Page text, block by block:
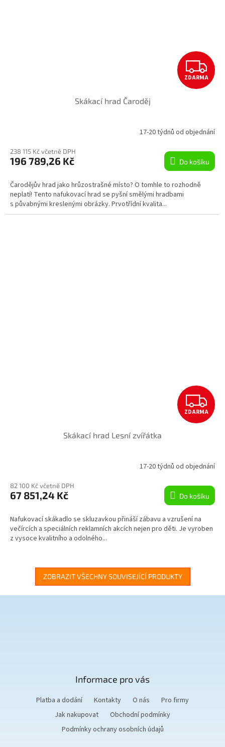
Z
D
R
M
A
ZDARMA
Skákací hrad Čaroděj
17-20 týdnů od objednání
238 115 Kč včetně DPH
196 789,26 Kč Do košíku
Čarodějův hrad jako hrůzostrašné místo? O tomhle to rozhodně
neplatí! Tento nafukovací hrad se pyšní smělými hradbami
s půvabnými kreslenými obrázky. Prvotřídní kvalita...
Z
D
R
M
A
ZDARMA
Skákací hrad Lesní zvířátka
17-20 týdnů od objednání
82 100 Kč včetně DPH
67 851,24 Kč Do košíku
Nafukovací skákadlo se skluzavkou přináší zábavu a vzrušení na
večírcích a speciálních reklamních akcích nejen pro děti. Je vyroben
z vysoce kvalitního a odolného...
ZOBRAZIT VŠECHNY SOUVISEJÍCÍ PRODUKTY
Informace pro vás
Platba a dodání Kontakty O nás
Pro firmy
Jak nakupovat
Obchodní podmínky
Podmínky ochrany osobních údajů